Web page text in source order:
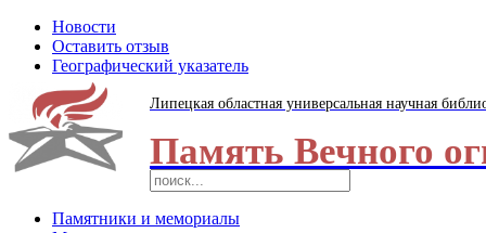
Новости
Оставить отзыв
Географический указатель
Липецкая областная универсальная научная
Память Вечного
Памятники и мемориалы